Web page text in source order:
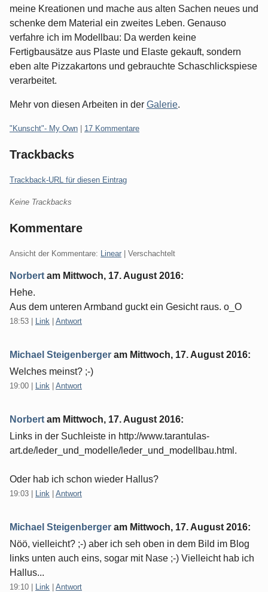
meine Kreationen und mache aus alten Sachen neues und
schenke dem Material ein zweites Leben. Genauso
verfahre ich im Modellbau: Da werden keine
Fertigbausätze aus Plaste und Elaste gekauft, sondern
eben alte Pizzakartons und gebrauchte Schaschlickspiese
verarbeitet.
Mehr von diesen Arbeiten in der Galerie.
Kategorien:
"Kunscht"- My Own | 17 Kommentare
Trackbacks
Trackback-URL für diesen Eintrag
Keine Trackbacks
Kommentare
Ansicht der Kommentare: Linear | Verschachtelt
Norbert am Mittwoch, 17. August 2016:
Hehe.
Aus dem unteren Armband guckt ein Gesicht raus. o_O
18:53 | Link | Antwort
Michael Steigenberger am Mittwoch, 17. August 2016:
Welches meinst? ;-)
19:00 | Link | Antwort
Norbert am Mittwoch, 17. August 2016:
Links in der Suchleiste in http://www.tarantulas-
art.de/leder_und_modelle/leder_und_modellbau.html.
Oder hab ich schon wieder Hallus?
19:03 | Link | Antwort
Michael Steigenberger am Mittwoch, 17. August 2016:
Nöö, vielleicht? ;-) aber ich seh oben in dem Bild im Blog
links unten auch eins, sogar mit Nase ;-) Vielleicht hab ich
Hallus...
19:10 | Link | Antwort